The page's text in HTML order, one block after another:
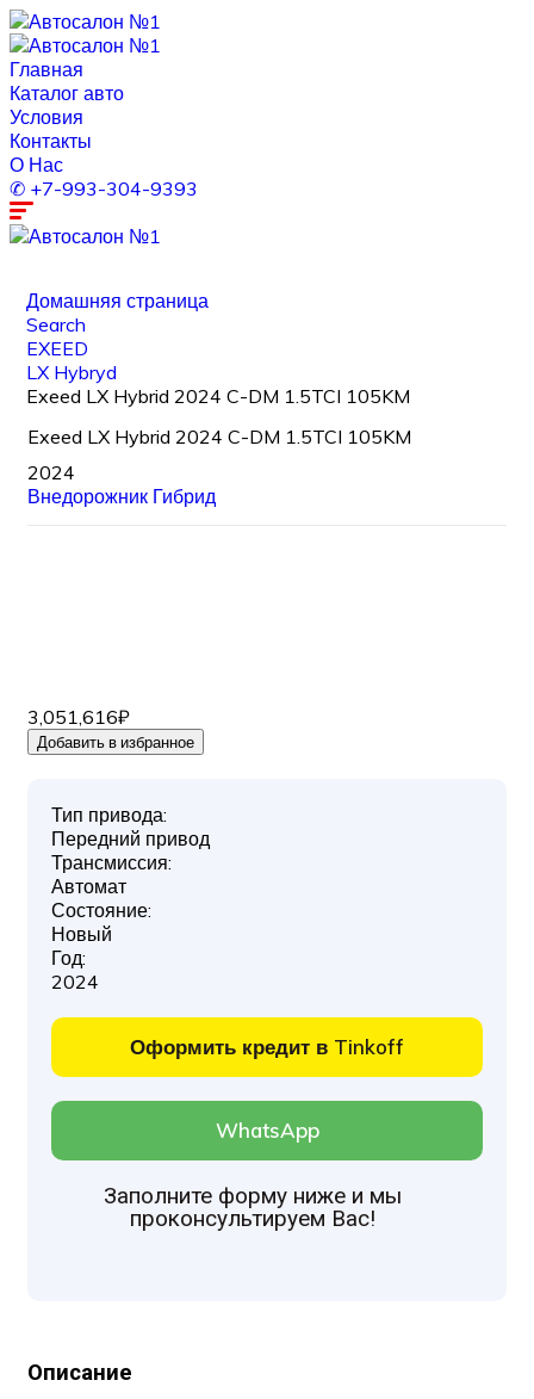
Главная
Каталог авто
Условия
Контакты
О Нас
✆ +7-993-304-9393
Домашняя страница
Search
EXEED
LX Hybryd
Exeed LX Hybrid 2024 C-DM 1.5TCI 105KM
Exeed LX Hybrid 2024 C-DM 1.5TCI 105KM
2024
Внедорожник Гибрид
3,051,616₽
Добавить в избранное
Тип привода:
Передний привод
Трансмиссия:
Автомат
Состояние:
Новый
Год:
2024
Оформить кредит в Tinkoff
WhatsApp
Заполните форму ниже и мы
проконсультируем Ваc!
Описание